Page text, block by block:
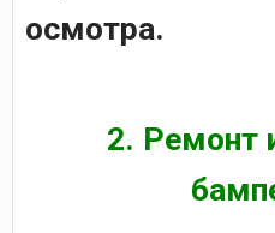
осмотра.
2. Ремонт